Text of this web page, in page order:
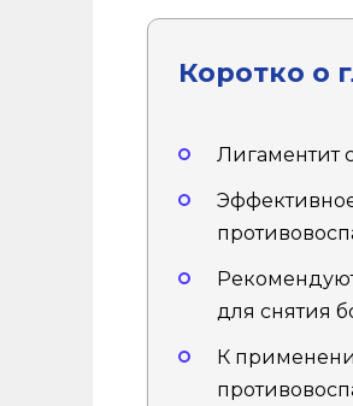
Коротко о
Лигаментит
для снятия
К